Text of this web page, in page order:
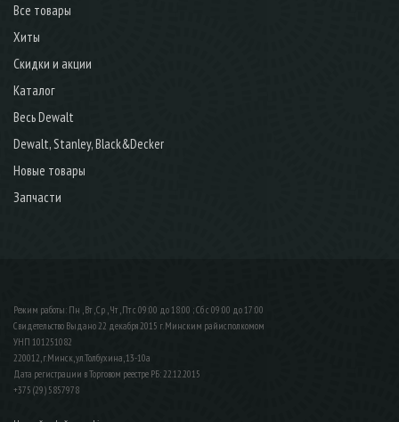
Все товары
Хиты
Скидки и акции
Каталог
Весь Dewalt
Dewalt, Stanley, Black&Decker
Новые товары
Запчасти
Режим работы: Пн , Вт , Ср , Чт , Пт c 09:00 до 18:00 ; Сб c 09:00 до 17:00
Свидетельство Выдано 22 декабря 2015 г. Минским райисполкомом
УНП 101251082
220012, г.Минск, ул.Толбухина, 13-10а
Дата регистрации в Торговом реестре РБ: 22.12.2015
+375 (29) 5857978